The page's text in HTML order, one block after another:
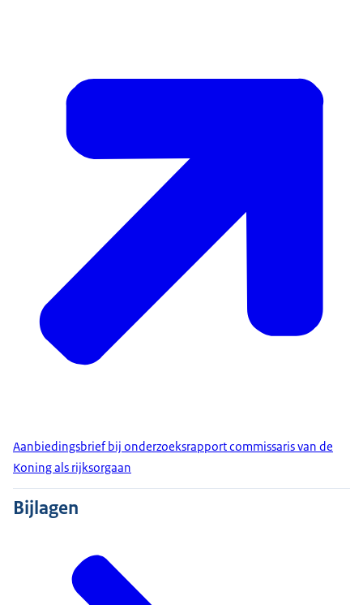
Aanbiedingsbrief bij onderzoeksrapport commissaris van de
Koning als rijksorgaan
Bijlagen